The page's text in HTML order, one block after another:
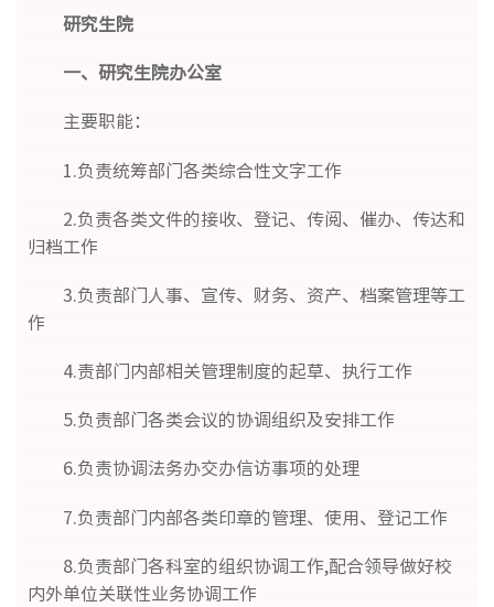
研究生院
一、研究生院办公室
主要职能：
1.负责统筹部门各类综合性文字工作
2.负责各类文件的接收、登记、传阅、催办、传达和
归档工作
3.负责部门人事、宣传、财务、资产、档案管理等工
作
4.责部门内部相关管理制度的起草、执行工作
5.负责部门各类会议的协调组织及安排工作
6.负责协调法务办交办信访事项的处理
7.负责部门内部各类印章的管理、使用、登记工作
8.负责部门各科室的组织协调工作,配合领导做好校
内外单位关联性业务协调工作